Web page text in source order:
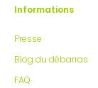
Informations
Presse
Blog du débarras
FAQ